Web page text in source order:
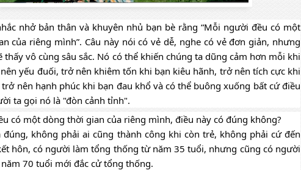
nhở bản thân và khuyên nhủ bạn bè rằng “Mỗi người đều có một
của riêng mình”. Câu này nói có vẻ dễ, nghe có vẻ đơn giản, nhưng
thấy vô cùng sâu sắc. Nó có thể khiến chúng ta dũng cảm hơn mỗi khi
yếu đuối, trở nên khiêm tốn khi bạn kiêu hãnh, trở nên tích cực khi
trở nên hạnh phúc khi bạn đau khổ và có thể buông xuống bất cứ điều
ta gọi nó là "đòn cảnh tỉnh".
có một dòng thời gian của riêng mình, điều này có đúng không?
đúng, không phải ai cũng thành công khi còn trẻ, không phải cứ đến
hôn, có người làm tổng thống từ năm 35 tuổi, nhưng cũng có người
70 tuổi mới đắc cử tổng thống.